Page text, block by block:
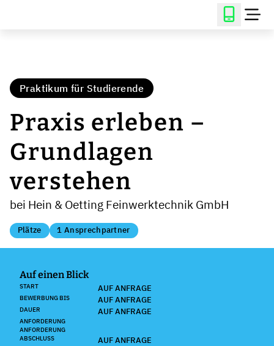
Praktikum für Studierende
Praxis erleben –
Grundlagen
verstehen
bei Hein & Oetting Feinwerktechnik GmbH
Plätze 1 Ansprechpartner
Auf einen Blick
START AUF ANFRAGE
BEWERBUNG BIS AUF ANFRAGE
DAUER AUF ANFRAGE
ANFORDERUNG
ANFORDERUNG
ABSCHLUSS
AUF ANFRAGE